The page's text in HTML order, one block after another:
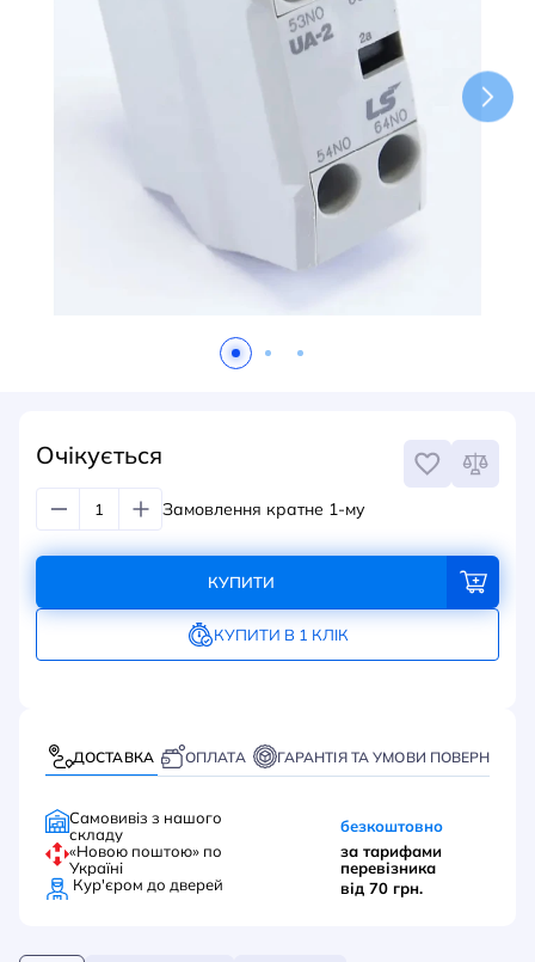
СИСТЕМИ ШИНОПРОВОДІВ ТА СТРУМОПРОВОДІВ
Очікується
Замовлення кратне 1-му
КУПИТИ
КУПИТИ В 1 КЛІК
ДОСТАВКА ОПЛАТА ГАРАНТІЯ ТА УМОВИ ПОВЕРНЕННЯ
Самовивіз з нашого
складу
безкоштовно
«Новою поштою» по
Україні
за тарифами
перевізника
Кур'єром до дверей від 70 грн.